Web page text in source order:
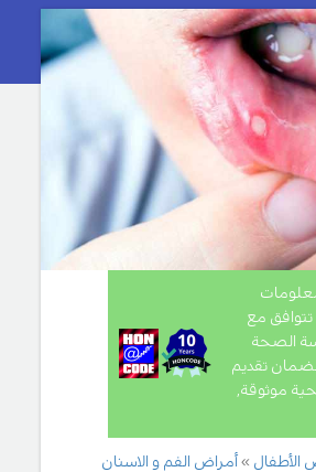
مع
الصحة
لضمان تقديم
موثوقة,
الأطفال
أمراض الفم و الاسنان